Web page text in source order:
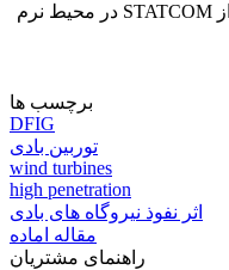
پروژه شبیه سازی پخش بار با استفاده از STATCOM در محیط نرم
برچسب ها
DFIG
توربین بادی
wind turbines
high penetration
اثر نفوذ نیروگاه های بادی
مقاله اماده
راهنمای مشتریان